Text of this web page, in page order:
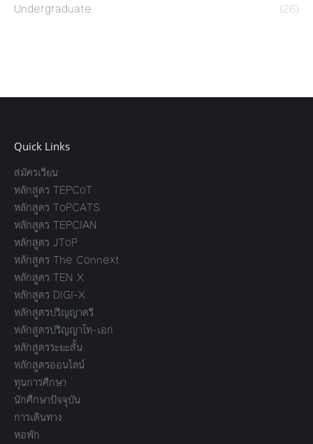
Undergraduate
(26)
Quick Links
สมัครเรียน
หลักสูตร TEPCoT
หลักสูตร ToPCATS
หลักสูตร TEPCIAN
หลักสูตร JToP
หลักสูตร The Connext
หลักสูตร TEN X
หลักสูตร DIGI-X
หลักสูตรปริญญาตรี
หลักสูตรปริญญาโท-เอก
หลักสูตรระยะสั้น
หลักสูตรออนไลน์
ทุนการศึกษา
นักศึกษาปัจจุบัน
การเดินทาง
หอพัก